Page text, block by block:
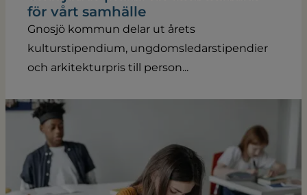
för vårt samhälle
Gnosjö kommun delar ut årets
kulturstipendium, ungdomsledarstipendier
och arkitekturpris till person...